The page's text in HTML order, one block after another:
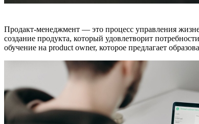
Продакт-менеджмент — это процесс управления
создание продукта, который удовлетворит
обучение на product owner, которое предлагает